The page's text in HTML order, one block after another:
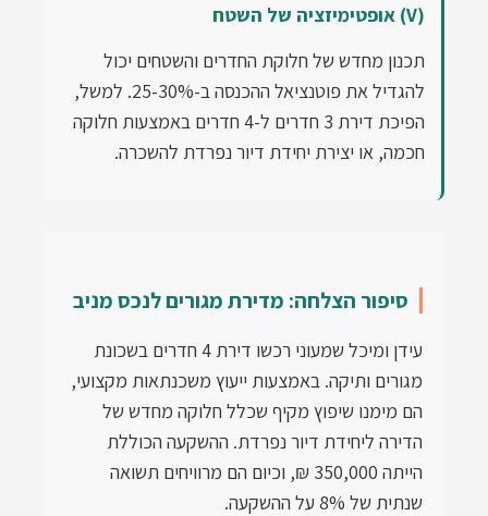
(V) אופטימיזציה של השטח
תכנון מחדש של חלוקת החדרים והשטחים יכול
להגדיל את פוטנציאל ההכנסה ב-25-30%. למשל,
הפיכת דירת 3 חדרים ל-4 חדרים באמצעות חלוקה
חכמה, או יצירת יחידת דיור נפרדת להשכרה.
סיפור הצלחה: מדירת מגורים לנכס מניב
עידן ומיכל שמעוני רכשו דירת 4 חדרים בשכונת
מגורים ותיקה. באמצעות ייעוץ משכנתאות מקצועי,
הם מימנו שיפוץ מקיף שכלל חלוקה מחדש של
הדירה ליחידת דיור נפרדת. ההשקעה הכוללת
הייתה 350,000 ₪, וכיום הם מרוויחים תשואה
שנתית של 8% על ההשקעה.